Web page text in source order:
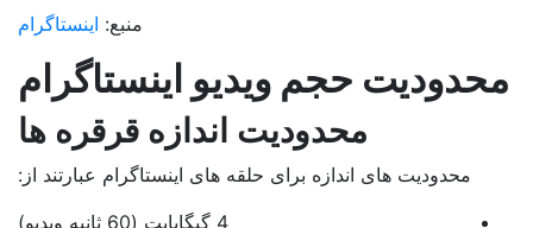
منبع:اینستاگرام
حجم ویدیو اینستاگرام
محدودیت اندازه قرقره ها
محدودیت های اندازه برای حلقه های اینستاگرام عبارتند از: